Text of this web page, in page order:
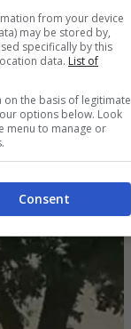
4
from your device
may be stored by,
specifically by this
data. List of
the basis of legitimate
options below. Look
menu to manage or
Consent